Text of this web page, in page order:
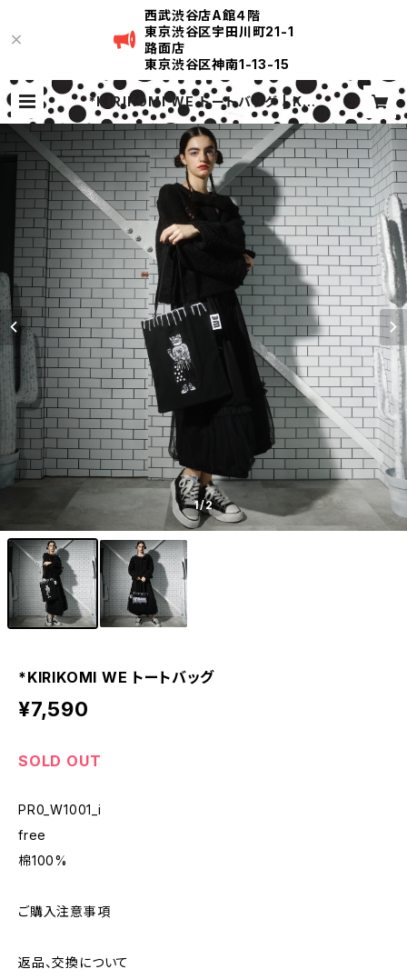
西武渋谷店A館４階
東京渋谷区宇田川町21-1
路面店
東京渋谷区神南1-13-15
*KIRIKOMI WE トートバッグ | KIR
IKOMI
1/2
*KIRIKOMI WE トートバッグ
¥7,590
SOLD OUT
PR0_W1001_i
free
棉100%
ご購入注意事項
返品、交換について